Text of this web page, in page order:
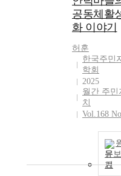
공동체활
화 이야기
허훈
한국주민
학회
2025
월간 주민
치
Vol.168
문보
기